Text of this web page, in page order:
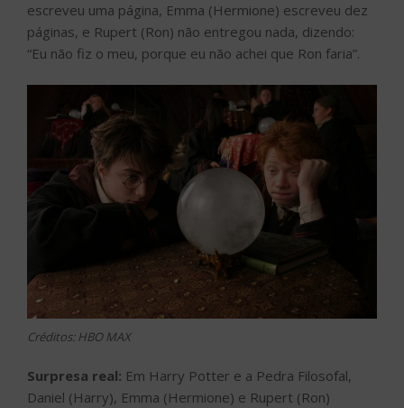
escreveu uma página, Emma (Hermione) escreveu dez
páginas, e Rupert (Ron) não entregou nada, dizendo:
“Eu não fiz o meu, porque eu não achei que Ron faria”.
Créditos: HBO MAX
Surpresa real: Em Harry Potter e a Pedra Filosofal,
Daniel (Harry), Emma (Hermione) e Rupert (Ron)